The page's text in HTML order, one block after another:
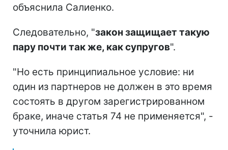
объяснила Салиенко.
Следовательно, "закон защищает такую
пару почти так же, как супругов".
"Но есть принципиальное условие: ни
один из партнеров не должен в это время
состоять в другом зарегистрированном
браке, иначе статья 74 не применяется", -
уточнила юрист.